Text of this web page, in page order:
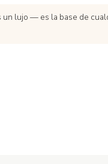
un lujo — es la base de